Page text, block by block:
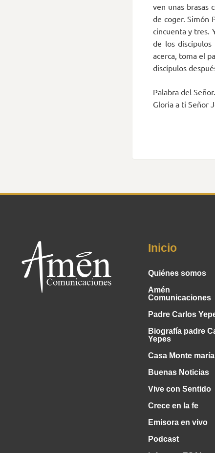
ven unas brasas
de coger. Simón
cincuenta y tres.
de los
acerca, toma el
discípulos
Palabra del Señor.
Gloria a ti Señor
Inicio
Quiénes somos
Amén
Comunicaciones
Padre Carlos
Biografía padre
Yepes
Casa Monte maría
Buenas Noticias
Vive con Sentido
Crece en la fe
Emisora en vivo
Podcast